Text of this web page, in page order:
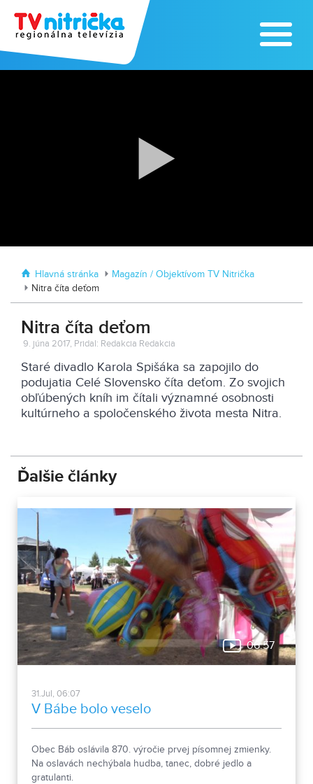
Tvrdošovciach
Hlavná stránka
Magazín / Objektívom TV Nitrička
Nitra číta deťom
Nitra číta deťom
9. júna 2017, Pridal: Redakcia Redakcia
Staré divadlo Karola Spišáka sa zapojilo do
podujatia Celé Slovensko číta deťom. Zo svojich
obľúbených kníh im čítali významné osobnosti
kultúrneho a spoločenského života mesta Nitra.
Ďalšie články
06:57
31.Jul, 06:07
V Bábe bolo veselo
Obec Báb oslávila 870. výročie prvej písomnej zmienky.
Na oslavách nechýbala hudba, tanec, dobré jedlo a
gratulanti.